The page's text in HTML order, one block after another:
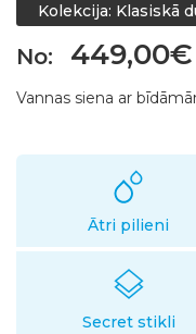
Kolekcija: Klasiskā
No: 449,00€
Vannas siena ar
Ātri pilieni
Secret stikli